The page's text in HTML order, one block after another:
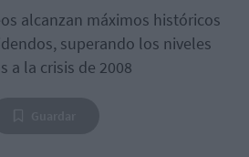
alcanzan máximos históricos
superando los niveles
a la crisis de 2008